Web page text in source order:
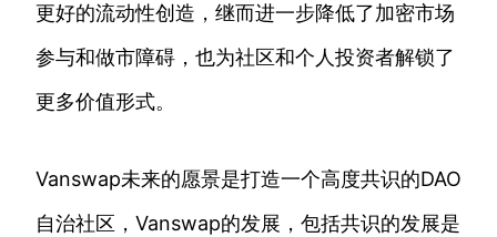
更好的流动性创造，继而进一步降低了加密市场
参与和做市障碍，也为社区和个人投资者解锁了
更多价值形式。
Vanswap未来的愿景是打造一个高度共识的DAO
自治社区，Vanswap的发展，包括共识的发展是